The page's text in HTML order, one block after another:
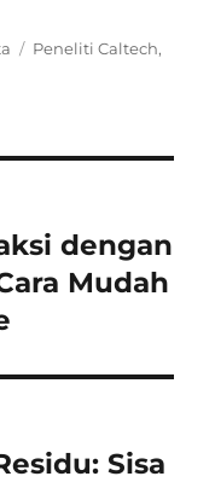
Tags
Peneliti Caltech,
dengan
Mudah
Sisa